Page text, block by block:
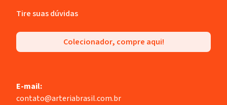
Tire suas dúvidas
Colecionador, compre aqui!
E-mail:
contato@arteriabrasil.com.br